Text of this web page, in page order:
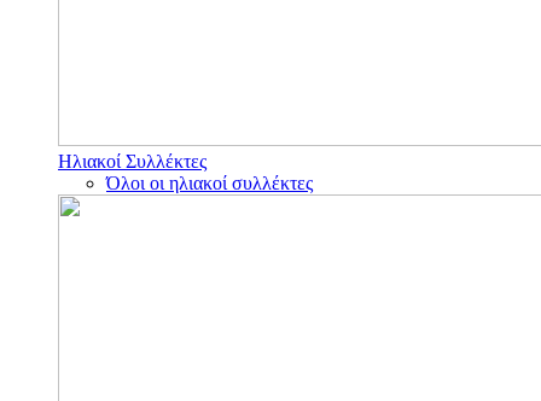
Ηλιακοί Συλλέκτες
Όλοι οι ηλιακοί συλλέκτες